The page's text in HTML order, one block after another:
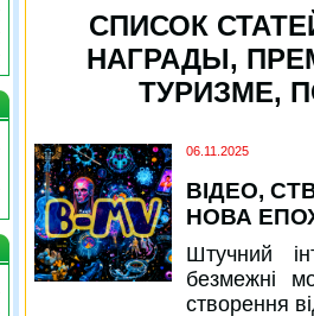
СПИСОК
НАГРАДЫ,
ТУРИЗМЕ,
06.11.2025
ВІДЕО,
НОВА
Штучний
безмежні
створення